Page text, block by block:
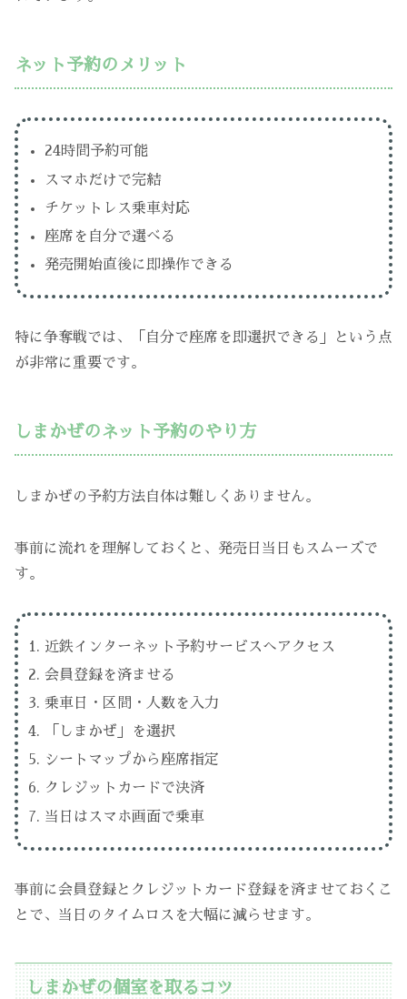
ネット予約のメリット
24時間予約可能
スマホだけで完結
チケットレス乗車対応
座席を自分で選べる
発売開始直後に即操作できる
特に争奪戦では、「自分で座席を即選択できる」という点
が非常に重要です。
しまかぜのネット予約のやり方
しまかぜの予約方法自体は難しくありません。
事前に流れを理解しておくと、発売日当日もスムーズで
す。
近鉄インターネット予約サービスへアクセス
会員登録を済ませる
乗車日・区間・人数を入力
「しまかぜ」を選択
シートマップから座席指定
クレジットカードで決済
当日はスマホ画面で乗車
事前に会員登録とクレジットカード登録を済ませておくこ
とで、当日のタイムロスを大幅に減らせます。
しまかぜの個室を取るコツ